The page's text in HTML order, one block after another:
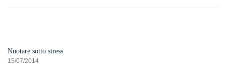
Nuotare sotto stress
15/07/2014